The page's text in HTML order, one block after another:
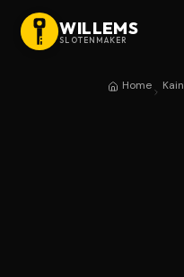
WILLEMS
SLOTENMAKER
Home Kain